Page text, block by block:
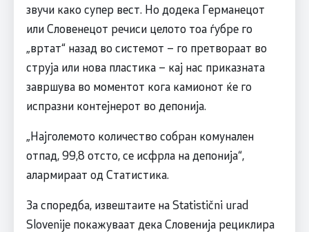
звучи како супер вест. Но додека Германецот
или Словенецот речиси целото тоа ѓубре го
„вртат“ назад во системот – го претвораат во
струја или нова пластика – кај нас приказната
завршува во моментот кога камионот ќе го
испразни контејнерот во депонија.
„Најголемото количество собран комунален
отпад, 99,8 отсто, се исфрла на депонија“,
алармираат од Статистика.
За споредба, извештаите на Statistični urad
Slovenije покажуваат дека Словенија рециклира